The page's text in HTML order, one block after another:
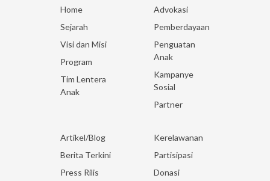
Home
Sejarah
Visi dan Misi
Program
Tim Lentera
Anak
Advokasi
Pemberdayaan
Penguatan
Anak
Kampanye
Sosial
Partner
Artikel/Blog
Berita Terkini
Press Rilis
Kerelawanan
Partisipasi
Donasi